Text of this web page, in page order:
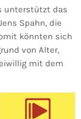
unterstützt das
Spahn, die
könnten sich
von Alter,
mit dem